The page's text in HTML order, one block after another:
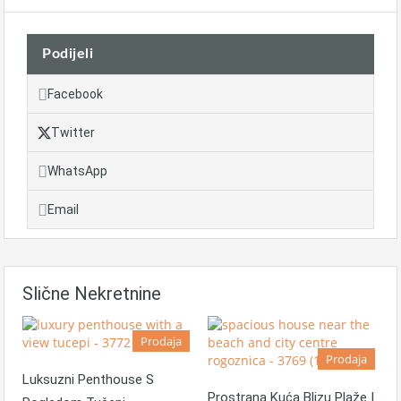
Podijeli
Facebook
Twitter
WhatsApp
Email
Slične Nekretnine
Prodaja
Luksuzni Penthouse S
Prodaja
Prostrana Kuća Blizu Plaže I